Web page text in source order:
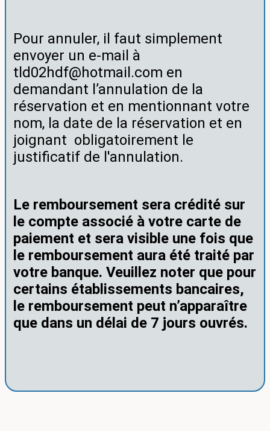
Pour annuler, il faut simplement
envoyer un e-mail à
tld02hdf@hotmail.com en
demandant l’annulation de la
réservation et en mentionnant votre
nom, la date de la réservation et en
joignant obligatoirement le
justificatif de l'annulation.
Le remboursement sera crédité sur
le compte associé à votre carte de
paiement et sera visible une fois que
le remboursement aura été traité par
votre banque. Veuillez noter que pour
certains établissements bancaires,
le remboursement peut n’apparaître
que dans un délai de 7 jours ouvrés.